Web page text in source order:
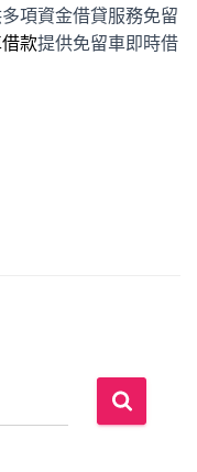
項資金借貸服務免留
款提供免留車即時借